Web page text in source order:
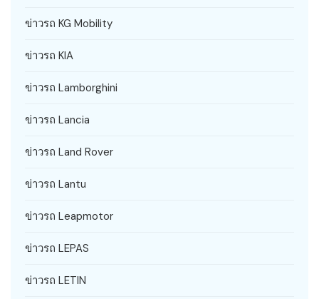
ข่าวรถ KG Mobility
ข่าวรถ KIA
ข่าวรถ Lamborghini
ข่าวรถ Lancia
ข่าวรถ Land Rover
ข่าวรถ Lantu
ข่าวรถ Leapmotor
ข่าวรถ LEPAS
ข่าวรถ LETIN